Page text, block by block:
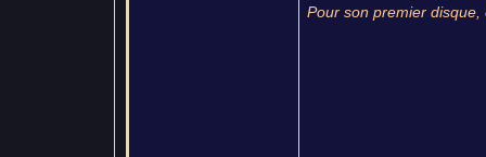
Pour son premier